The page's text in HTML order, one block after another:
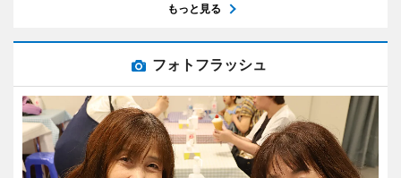
もっと見る
フォトフラッシュ